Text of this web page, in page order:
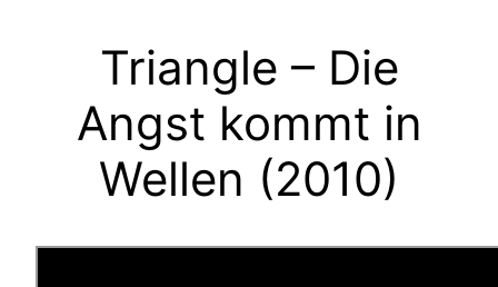
Triangle – Die
Angst kommt in
Wellen (2010)